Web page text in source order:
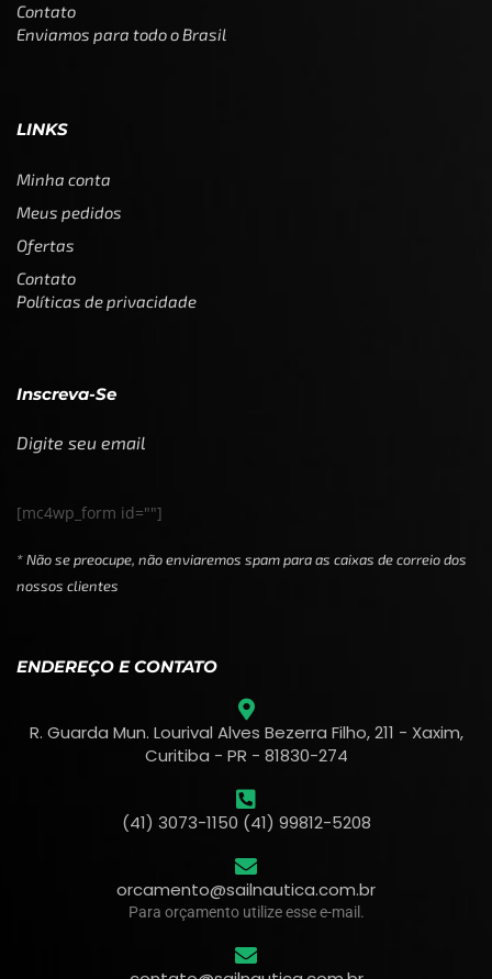
Contato
Enviamos para todo o Brasil
LINKS
Minha conta
Meus pedidos
Ofertas
Contato
Políticas de privacidade
Inscreva-Se
Digite seu email
[mc4wp_form id=""]
* Não se preocupe, não enviaremos spam para as caixas de correio dos
nossos clientes
ENDEREÇO E CONTATO
R. Guarda Mun. Lourival Alves Bezerra Filho, 211 - Xaxim,
Curitiba - PR - 81830-274
(41) 3073-1150 (41) 99812-5208
orcamento@sailnautica.com.br
Para orçamento utilize esse e-mail.